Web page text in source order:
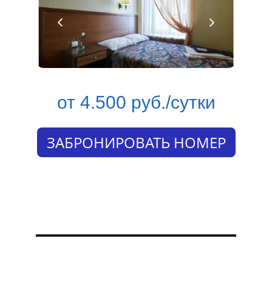
от 4.500 руб./сутки
ЗАБРОНИРОВАТЬ НОМЕР